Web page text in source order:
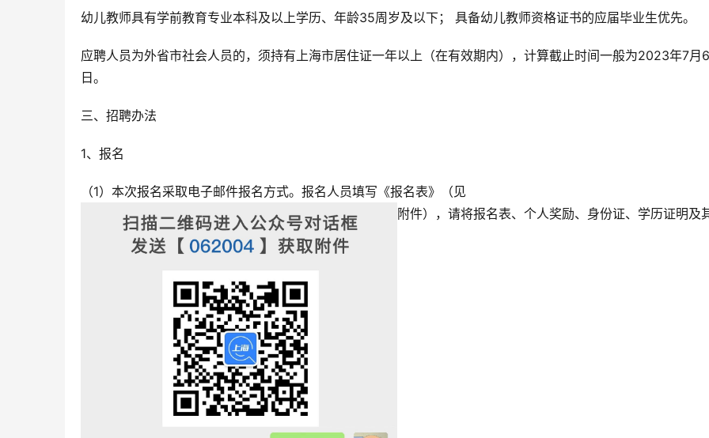
幼儿教师具有学前教育专业本科及以上学历、年龄35周岁及以下； 具备幼儿教师资格证书的应届毕业生优先。
应聘人员为外省市社会人员的，须持有上海市居住证一年以上（在有效期内），计算截止时间一般为2023年7月6
日。
三、招聘办法
1、报名
（1）本次报名采取电子邮件报名方式。报名人员填写《报名表》（见
附件），请将报名表、个人奖励、身份证、学历证明及